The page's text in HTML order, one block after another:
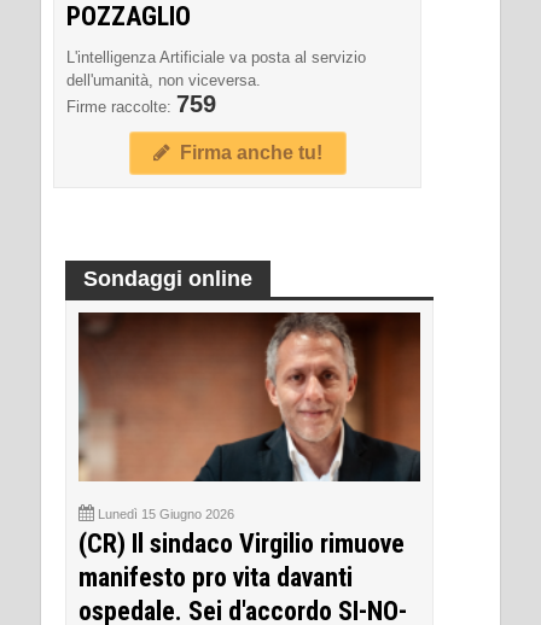
POZZAGLIO
L'intelligenza Artificiale va posta al servizio
dell'umanità, non viceversa.
Firme raccolte: 759
Firma anche tu!
Sondaggi online
Lunedì 15 Giugno 2026
(CR) Il sindaco Virgilio rimuove
manifesto pro vita davanti
ospedale. Sei d'accordo SI-NO-